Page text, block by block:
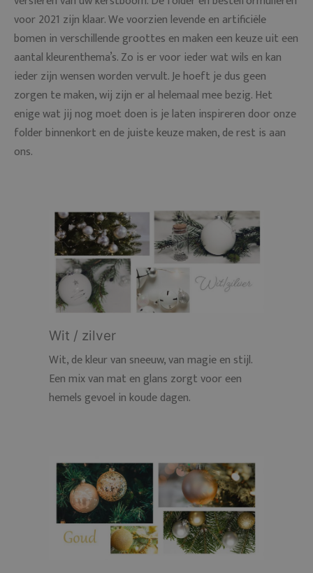
voor 2021 zijn klaar. We voorzien levende en artificiële
bomen in verschillende groottes en maken een keuze uit een
aantal kleurenthema’s. Zo is er voor ieder wat wils en kan
ieder zijn wensen worden vervult. Je hoeft je dus geen
zorgen te maken, wij zijn er al helemaal mee bezig. Het
enige wat jij nog moet doen is je laten inspireren door onze
folder binnenkort en de juiste keuze maken, de rest is aan
ons.
Wit / zilver
Wit, de kleur van sneeuw, van magie en stijl.
Een mix van mat en glans zorgt voor een
hemels gevoel in koude dagen.